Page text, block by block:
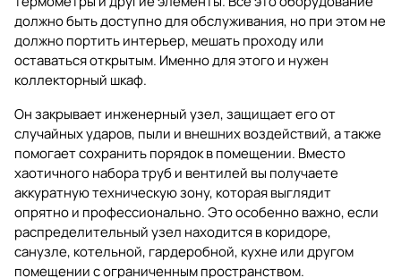
должно быть доступно для обслуживания, но при этом не
должно портить интерьер, мешать проходу или
оставаться открытым. Именно для этого и нужен
коллекторный шкаф.
Он закрывает инженерный узел, защищает его от
случайных ударов, пыли и внешних воздействий, а также
помогает сохранить порядок в помещении. Вместо
хаотичного набора труб и вентилей вы получаете
аккуратную техническую зону, которая выглядит
опрятно и профессионально. Это особенно важно, если
распределительный узел находится в коридоре,
санузле, котельной, гардеробной, кухне или другом
помещении с ограниченным пространством.